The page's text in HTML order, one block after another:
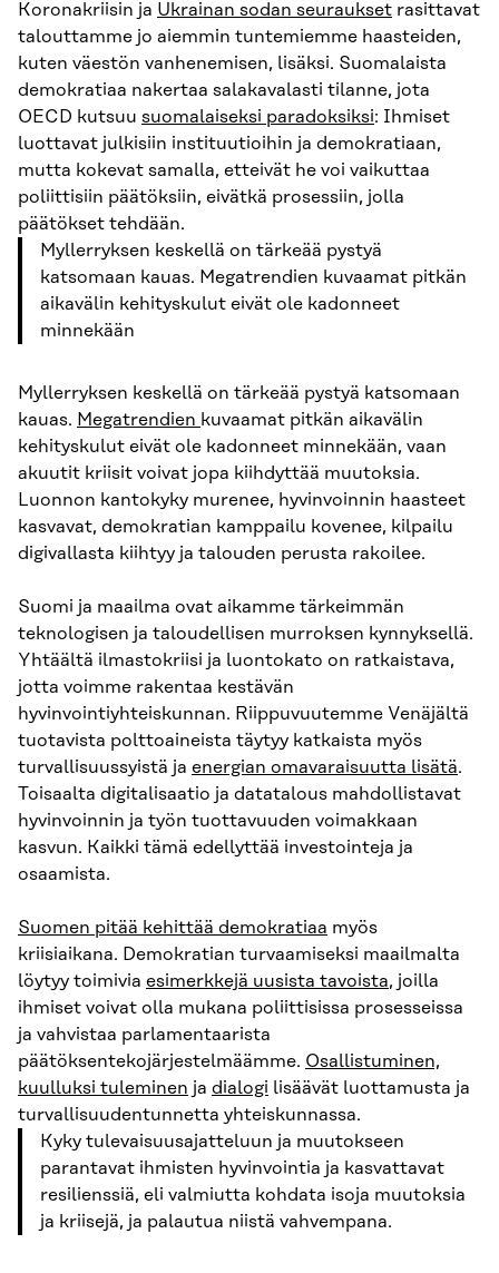
Koronakriisin ja Ukrainan sodan seuraukset rasittavat
talouttamme jo aiemmin tuntemiemme haasteiden,
kuten väestön vanhenemisen, lisäksi. Suomalaista
demokratiaa nakertaa salakavalasti tilanne, jota
OECD kutsuu suomalaiseksi paradoksiksi: Ihmiset
luottavat julkisiin instituutioihin ja demokratiaan,
mutta kokevat samalla, etteivät he voi vaikuttaa
poliittisiin päätöksiin, eivätkä prosessiin, jolla
päätökset tehdään.
Myllerryksen keskellä on tärkeää pystyä
katsomaan kauas. Megatrendien kuvaamat pitkän
aikavälin kehityskulut eivät ole kadonneet
minnekään
Myllerryksen keskellä on tärkeää pystyä katsomaan
kauas. Megatrendien kuvaamat pitkän aikavälin
kehityskulut eivät ole kadonneet minnekään, vaan
akuutit kriisit voivat jopa kiihdyttää muutoksia.
Luonnon kantokyky murenee, hyvinvoinnin haasteet
kasvavat, demokratian kamppailu kovenee, kilpailu
digivallasta kiihtyy ja talouden perusta rakoilee.
Suomi ja maailma ovat aikamme tärkeimmän
teknologisen ja taloudellisen murroksen kynnyksellä.
Yhtäältä ilmastokriisi ja luontokato on ratkaistava,
jotta voimme rakentaa kestävän
hyvinvointiyhteiskunnan. Riippuvuutemme Venäjältä
tuotavista polttoaineista täytyy katkaista myös
turvallisuussyistä ja energian omavaraisuutta lisätä.
Toisaalta digitalisaatio ja datatalous mahdollistavat
hyvinvoinnin ja työn tuottavuuden voimakkaan
kasvun. Kaikki tämä edellyttää investointeja ja
osaamista.
Suomen pitää kehittää demokratiaa myös
kriisiaikana. Demokratian turvaamiseksi maailmalta
löytyy toimivia esimerkkejä uusista tavoista, joilla
ihmiset voivat olla mukana poliittisissa prosesseissa
ja vahvistaa parlamentaarista
päätöksentekojärjestelmäämme. Osallistuminen,
kuulluksi tuleminen ja dialogi lisäävät luottamusta ja
turvallisuudentunnetta yhteiskunnassa.
Kyky tulevaisuusajatteluun ja muutokseen
parantavat ihmisten hyvinvointia ja kasvattavat
resilienssiä, eli valmiutta kohdata isoja muutoksia
ja kriisejä, ja palautua niistä vahvempana.